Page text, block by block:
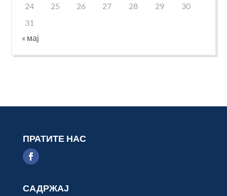
24
25 26 27 28 29
30
31
« мај
ПРАТИТЕ НАС
САДРЖАЈ